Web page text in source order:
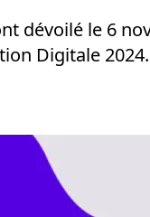
dévoilé le 6
Digitale 2024.